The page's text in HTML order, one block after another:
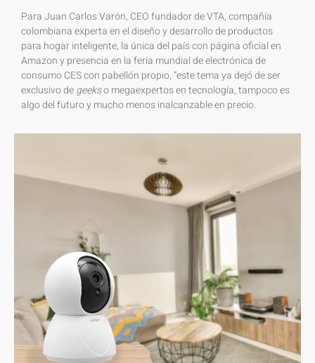
Para Juan Carlos Varón, CEO fundador de VTA, compañía
colombiana experta en el diseño y desarrollo de productos
para hogar inteligente, la única del país con página oficial en
Amazon y presencia en la feria mundial de electrónica de
consumo CES con pabellón propio, “este tema ya dejó de ser
exclusivo degeekso megaexpertos en tecnología, tampoco es
algo del futuro y mucho menos inalcanzable en precio.